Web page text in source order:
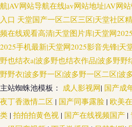
航|AV网站导航在线|av网站地址|AV网
入口 天堂国产一区二区三区|天堂社区
频在线观看高清|天堂图片库|天堂网
2025手机最新|天堂网2025影音先锋|天
野也结衣a|波多野也结衣作品|波多野野
野野衣|波多野一区|波多野一区二区|波
主站蜘蛛池模板： 成人影视网| 国产成
夜丁香激情二区 | 国产同事露脸 | 欧美
类 | 拍拍拍黄色视 | 国产在线视频国产 |